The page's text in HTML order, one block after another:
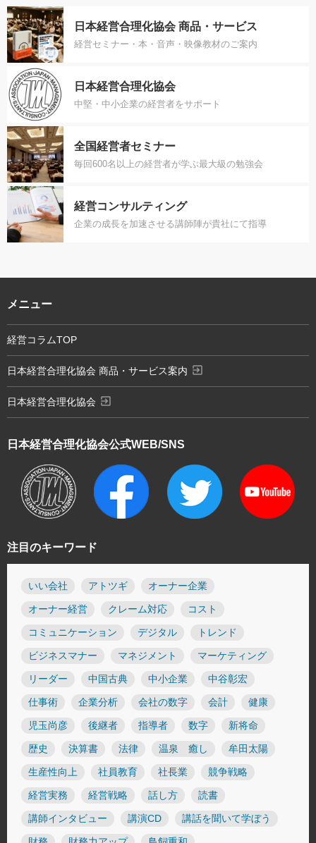
日本経営合理化協会 商品・サービス
経営セミナー・本・音声・映像教材のご案内
日本経営合理化協会
中堅・中小企業の経営者をサポート
全国経営者セミナー
毎回600名以上の経営者が学ぶ最大級の勉強会
経営コンサルティング
企業の成長を加速させる講師陣が貴社にて指導
注目のキーワード
いい会社 アトツギ オーナー企業
オーナー経営 クレーム対応 コスト
コミュニケーション デジタル トレンド
ビジネスマナー マネジメント マーケティング
リーダー 中国古典 中小企業 中谷彰宏
仕事術 企業分析 会社の数字 会計 健康
児玉尚彦 後継者 指導者 数字 新将命
歴史 決算書 法律 温泉 癒し 牟田太陽
生産性向上 社員教育 社長業 競争戦略
経営実務 経営戦略 話し方 読書
講師インタビュー 講演CD 講話を聞いて学ぼう
日本経営合理化協会公式WEB/SNS
メニュー
経営コラムTOP
日本経営合理化協会 商品・サービス案内 exit_to_app
日本経営合理化協会 exit_to_app